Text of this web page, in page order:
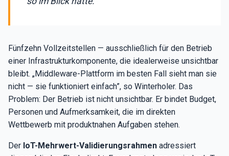
Fünfzehn Vollzeitstellen — ausschließlich für den Betrieb
einer Infrastrukturkomponente, die idealerweise unsichtbar
bleibt. „Middleware-Plattform im besten Fall sieht man sie
nicht — sie funktioniert einfach”, so Winterholer. Das
Problem: Der Betrieb ist nicht unsichtbar. Er bindet Budget,
Personen und Aufmerksamkeit, die im direkten
Wettbewerb mit produktnahen Aufgaben stehen.
Der IoT-Mehrwert-Validierungsrahmen adressiert